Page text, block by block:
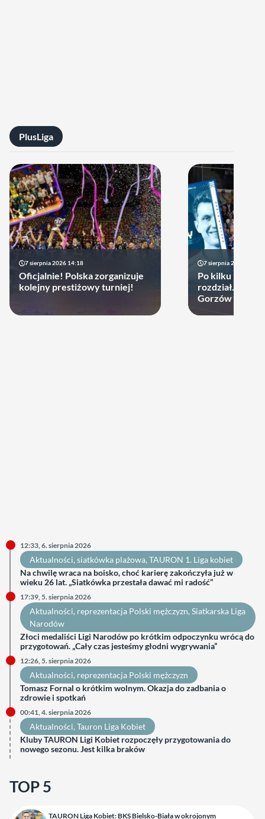
PlusLiga
7 sierpnia 2026 14:18
Oficjalnie! Polska zorganizuje
kolejny prestiżowy turniej!
7 sierpnia 2026 13:49
Po kilku latach
rozdział.
Gorzów może
12:33, 6. sierpnia 2026
Aktualności, siatkówka plażowa, TAURON 1. Liga kobiet
Na chwilę wraca na boisko, choć karierę zakończyła już w
wieku 26 lat. „Siatkówka przestała dawać mi radość”
17:39, 5. sierpnia 2026
Aktualności, reprezentacja Polski mężczyzn, Siatkarska Liga
Narodów
Złoci medaliści Ligi Narodów po krótkim odpoczynku wrócą do
przygotowań. „Cały czas jesteśmy głodni wygrywania”
12:26, 5. sierpnia 2026
Aktualności, reprezentacja Polski mężczyzn
Tomasz Fornal o krótkim wolnym. Okazja do zadbania o
zdrowie i spotkań
00:41, 4. sierpnia 2026
Aktualności, Tauron Liga Kobiet
Kluby TAURON Ligi Kobiet rozpoczęły przygotowania do
nowego sezonu. Jest kilka braków
TOP 5
TAURON Liga Kobiet: BKS Bielsko-Biała w okrojonym